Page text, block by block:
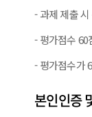
- 과제 제출
- 평가점수 60
- 평가점수가
본인인증